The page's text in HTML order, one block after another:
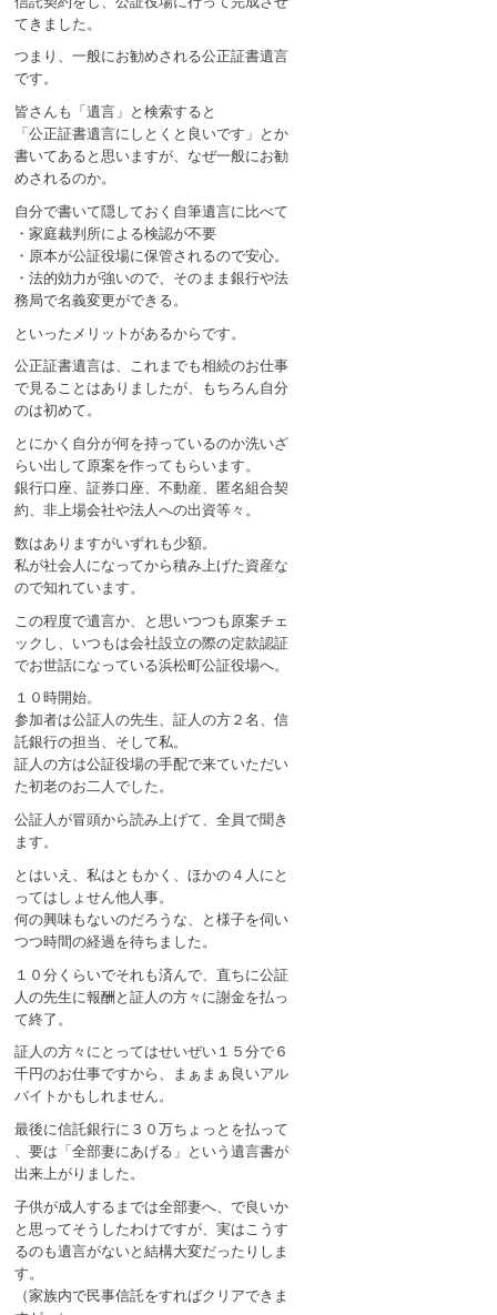
てきました。
つまり、一般にお勧めされる公正証書遺言
です。
皆さんも「遺言」と検索すると
「公正証書遺言にしとくと良いです」とか
書いてあると思いますが、なぜ一般にお勧
めされるのか。
自分で書いて隠しておく自筆遺言に比べて
・家庭裁判所による検認が不要
・原本が公証役場に保管されるので安心。
・法的効力が強いので、そのまま銀行や法
務局で名義変更ができる。
といったメリットがあるからです。
公正証書遺言は、これまでも相続のお仕事
で見ることはありましたが、もちろん自分
のは初めて。
とにかく自分が何を持っているのか洗いざ
らい出して原案を作ってもらいます。
銀行口座、証券口座、不動産、匿名組合契
約、非上場会社や法人への出資等々。
数はありますがいずれも少額。
私が社会人になってから積み上げた資産な
ので知れています。
この程度で遺言か、と思いつつも原案チェ
ックし、いつもは会社設立の際の定款認証
でお世話になっている浜松町公証役場へ。
１０時開始。
参加者は公証人の先生、証人の方２名、信
託銀行の担当、そして私。
証人の方は公証役場の手配で来ていただい
た初老のお二人でした。
公証人が冒頭から読み上げて、全員で聞き
ます。
とはいえ、私はともかく、ほかの４人にと
ってはしょせん他人事。
何の興味もないのだろうな、と様子を伺い
つつ時間の経過を待ちました。
１０分くらいでそれも済んで、直ちに公証
人の先生に報酬と証人の方々に謝金を払っ
て終了。
証人の方々にとってはせいぜい１５分で６
千円のお仕事ですから、まぁまぁ良いアル
バイトかもしれません。
最後に信託銀行に３０万ちょっとを払って
、要は「全部妻にあげる」という遺言書が
出来上がりました。
子供が成人するまでは全部妻へ、で良いか
と思ってそうしたわけですが、実はこうす
るのも遺言がないと結構大変だったりしま
す。
（家族内で民事信託をすればクリアできま